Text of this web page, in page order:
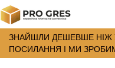
ЗНАЙШЛИ ДЕШЕВШЕ НІЖ
ПОСИЛАННЯ І МИ